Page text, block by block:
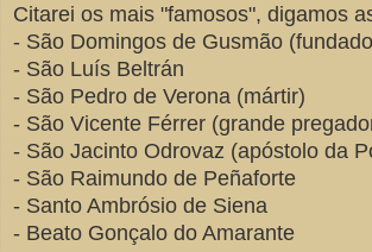
Citarei os mais "famosos", digamos
- São Domingos de Gusmão
- São Luís Beltrán
- São Pedro de Verona (mártir)
- São Vicente Férrer (grande
- São Jacinto Odrovaz (apóstolo da
- São Raimundo de Peñaforte
- Santo Ambrósio de Siena
- Beato Gonçalo do Amarante